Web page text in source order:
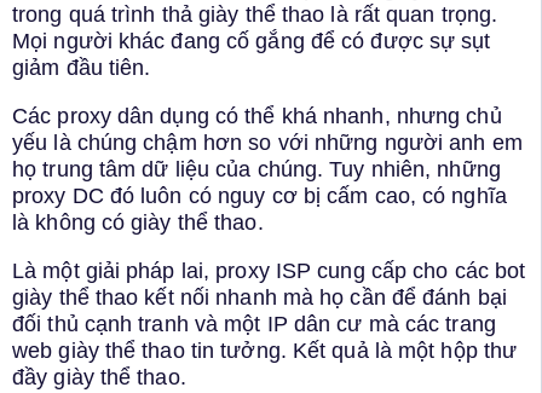
trong quá trình thả giày thể thao là rất quan trọng.
Mọi người khác đang cố gắng để có được sự sụt
giảm đầu tiên.
Các proxy dân dụng có thể khá nhanh, nhưng chủ
yếu là chúng chậm hơn so với những người anh em
họ trung tâm dữ liệu của chúng. Tuy nhiên, những
proxy DC đó luôn có nguy cơ bị cấm cao, có nghĩa
là không có giày thể thao.
Là một giải pháp lai, proxy ISP cung cấp cho các bot
giày thể thao kết nối nhanh mà họ cần để đánh bại
đối thủ cạnh tranh và một IP dân cư mà các trang
web giày thể thao tin tưởng. Kết quả là một hộp thư
đầy giày thể thao.